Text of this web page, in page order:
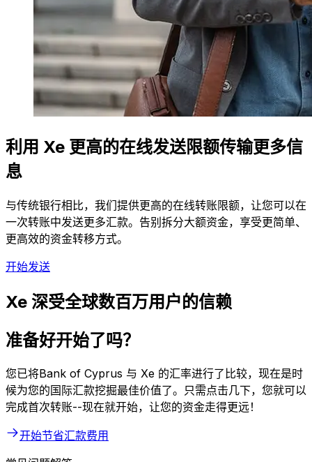
利用 Xe 更高的在线发送限额传输更多信
息
与传统银行相比，我们提供更高的在线转账限额，让您可以在
一次转账中发送更多汇款。告别拆分大额资金，享受更简单、
更高效的资金转移方式。
开始发送
Xe 深受全球数百万用户的信赖
准备好开始了吗？
您已将Bank of Cyprus 与 Xe 的汇率进行了比较，现在是时
候为您的国际汇款挖掘最佳价值了。只需点击几下，您就可以
完成首次转账--现在就开始，让您的资金走得更远！
开始节省汇款费用